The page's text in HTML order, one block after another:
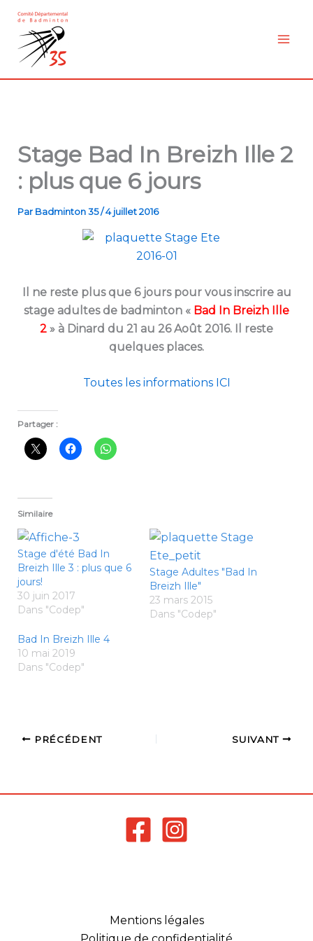
contenu
Stage Bad In Breizh Ille 2
: plus que 6 jours
Par Badminton 35/4 juillet 2016
Il ne reste plus que 6 jours pour vous inscrire au
stage adultes de badminton « Bad In Breizh Ille
2 » à Dinard du 21 au 26 Août 2016. Il reste
quelques places.
Toutes les informations ICI
Partager :
Similaire
Stage d'été Bad In
Breizh Ille 3 : plus que 6
jours!
30 juin 2017
Dans "Codep"
Stage Adultes "Bad In
Breizh Ille"
23 mars 2015
Dans "Codep"
Bad In Breizh Ille 4
10 mai 2019
Dans "Codep"
PRÉCÉDENT SUIVANT
Mentions légales